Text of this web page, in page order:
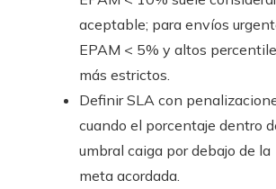
aceptable; para envíos
EPAM < 5% y altos
más estrictos.
Definir SLA con
cuando el porcentaje dentro
umbral caiga por debajo de la
meta acordada.